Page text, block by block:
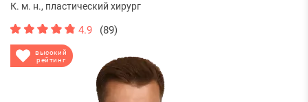
высокий
рейтинг
К. м. н., пластический хирург
4.9 (89)